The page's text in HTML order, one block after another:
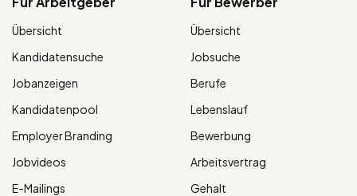
Übersicht
Kandidatensuche
Jobanzeigen
Kandidatenpool
Employer Branding
Jobvideos
E-Mailings
Übersicht
Jobsuche
Berufe
Lebenslauf
Bewerbung
Arbeitsvertrag
Gehalt